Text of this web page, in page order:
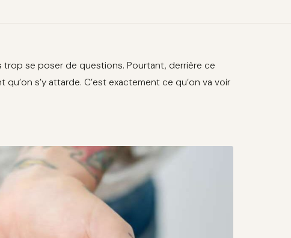
trop se poser de questions. Pourtant, derrière ce
s’y attarde. C’est exactement ce qu’on va voir